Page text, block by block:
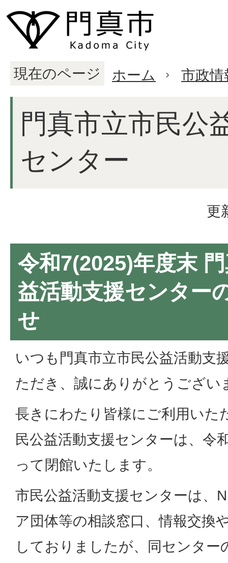
現在のページ ホーム 市政情
門真市立市民公
センター
更
令和7(2025)年度末
益活動支援センター
せ
いつも門真市立市民公益活動支
ただき、誠にありがとうござい
長きにわたり皆様にご利用いた
民公益活動支援センターは、令
って閉館いたします。
市民公益活動支援センターは、
ア団体等の相談窓口、情報交換
しておりましたが、同センター